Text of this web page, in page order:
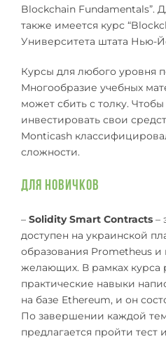
Blockchain Fundamentals”.
также имеется курс
Университета штата Нью-
Курсы для любого уровня
Многообразие учебных
может сбить с толку.
инвестировать свои
Monticash
сложности.
Для новичков
– Solidity Smart Contracts –
доступен на украинской
образования Prometheus и
желающих. В рамках курса
практические навыки
на базе Ethereum, и он
По завершении каждой
предлагается пройти тест